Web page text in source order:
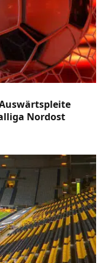
Nordost